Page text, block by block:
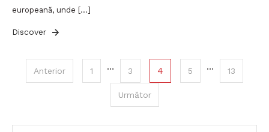
europeană, unde […]
Discover
Paginație
Anterior 1 … 3 4 5 … 13
Următor